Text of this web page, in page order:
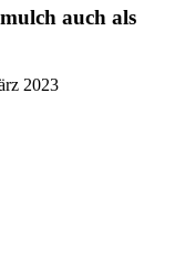
auch als
2023